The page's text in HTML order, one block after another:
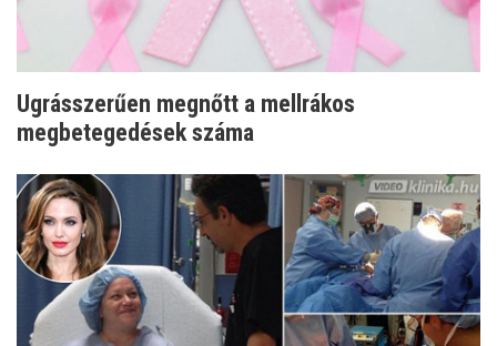
Ugrásszerűen megnőtt a mellrákos
megbetegedések száma